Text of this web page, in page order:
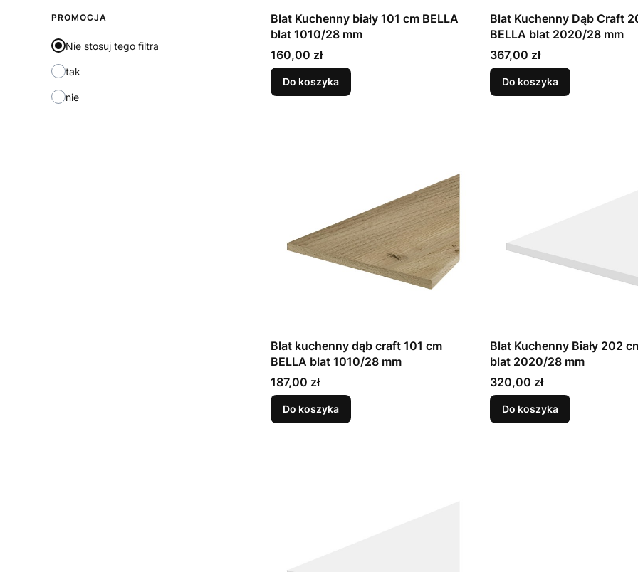
PROMOCJA
Nie stosuj tego filtra
tak
nie
Blat Kuchenny biały 101 cm BELLA
blat 1010/28 mm
Cena
160,00 zł
Do koszyka
Blat Kuchenny Dąb Craft
BELLA blat 2020/28 mm
Cena
367,00 zł
Do koszyka
Blat kuchenny dąb craft 101 cm
BELLA blat 1010/28 mm
Cena
187,00 zł
Do koszyka
Blat Kuchenny Biały 202
blat 2020/28 mm
Cena
320,00 zł
Do koszyka